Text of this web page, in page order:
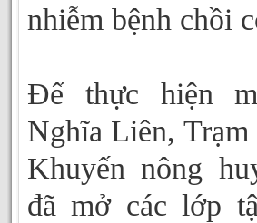
nhiễm bệnh chồi
Để thực hiện
Nghĩa Liên,
Khuyến nông
đã mở các lớp